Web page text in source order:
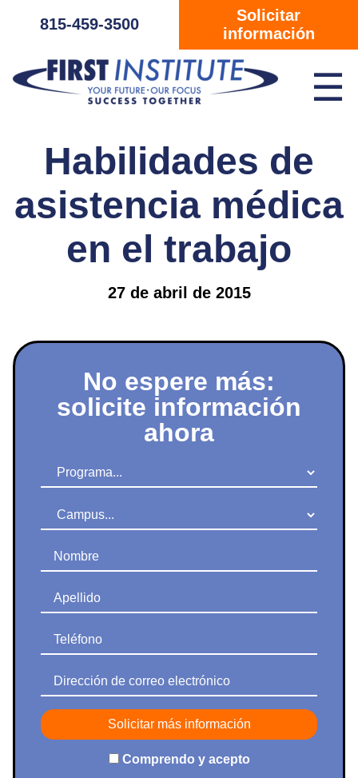
815-459-3500
Solicitar
información
☰
Habilidades de
asistencia médica
en el trabajo
27 de abril de 2015
No espere más:
solicite información
ahora
Programa
Campus
Nombre
Apellido
Teléfono
Dirección de correo electrónico
Comprendo y acepto